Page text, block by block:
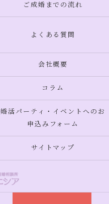
ご成婚までの流れ
よくある質問
会社概要
コラム
婚活パーティ・イベントへのお
申込みフォーム
サイトマップ